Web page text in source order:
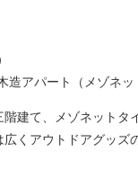
造アパート（メゾネッ
建て、メゾネット
くアウトドアグッ